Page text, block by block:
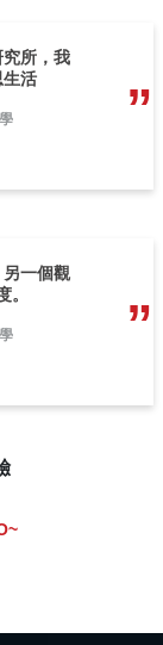
所，我
活
一個觀
。